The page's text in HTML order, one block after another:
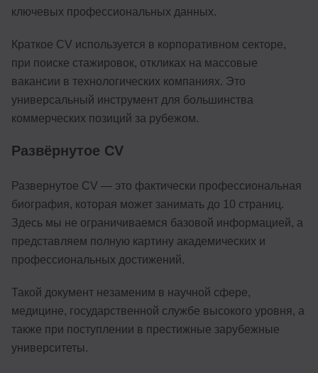
ключевых профессиональных данных.
Краткое CV используется в корпоративном секторе,
при поиске стажировок, откликах на массовые
вакансии в технологических компаниях. Это
универсальный инструмент для большинства
коммерческих позиций за рубежом.
Развёрнутое CV
Развернутое CV — это фактически профессиональная
биография, которая может занимать до 10 страниц.
Здесь мы не ограничиваемся базовой информацией, а
представляем полную картину академических и
профессиональных достижений.
Такой документ незаменим в научной сфере,
медицине, государственной службе высокого уровня, а
также при поступлении в престижные зарубежные
университеты.